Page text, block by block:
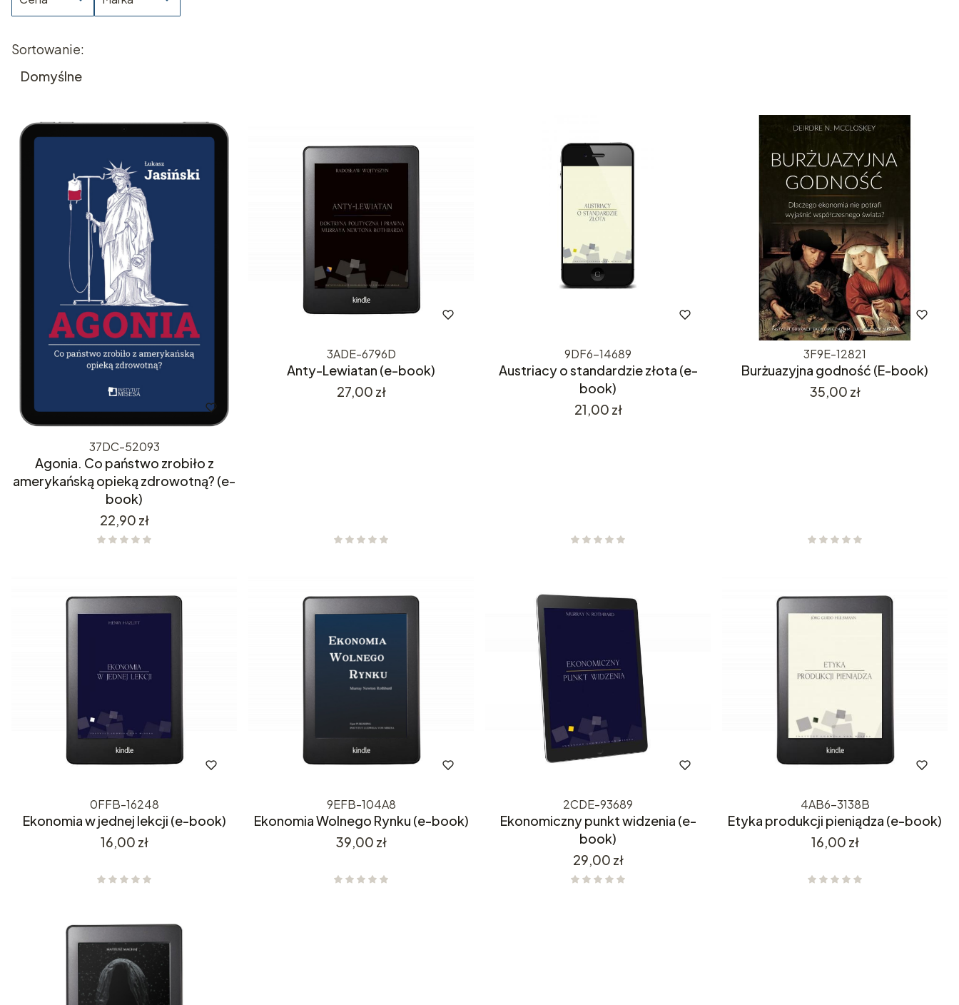
Lista produktów
Sortowanie:
Domyślne
37DC-52093
Agonia. Co państwo zrobiło z
amerykańską opieką zdrowotną? (e-
book)
Cena
22,90 zł
3ADE-6796D
Anty-Lewiatan (e-book)
Cena
27,00 zł
9DF6-14689
Austriacy o standardzie złota (e-
book)
Cena
21,00 zł
3F9E-12821
Burżuazyjna godność (E-book)
Cena
35,00 zł
0FFB-16248
Ekonomia w jednej lekcji (e-book)
Cena
16,00 zł
9EFB-104A8
Ekonomia Wolnego Rynku (e-book)
Cena
39,00 zł
2CDE-93689
Ekonomiczny punkt widzenia (e-
book)
Cena
29,00 zł
4AB6-3138B
Etyka produkcji pieniądza (e-book)
Cena
16,00 zł